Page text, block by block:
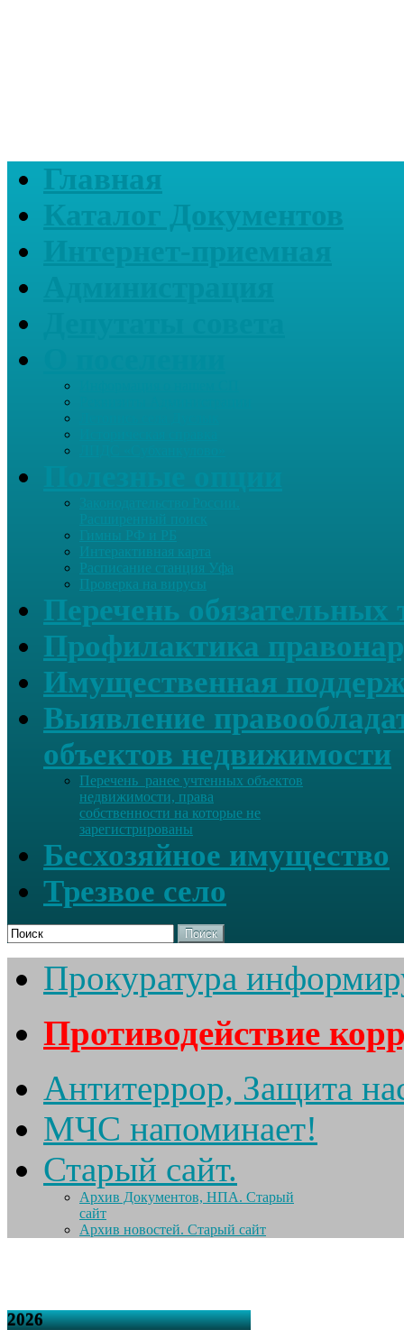
Главная
Каталог Документов
Интерактивная карта
Расписание станция Уфа
Проверка на вирусы
Перечень обязательных
Профилактика
Имущественная
Выявление
объектов недвижимости
Перечень ранее учтенных объектов
недвижимости, права
собственности на которые не
зарегистрированы
Бесхозяйное имущество
Трезвое село
Поиск
Прокуратура
Противодействие
Антитеррор, Защита
МЧС напоминает!
Старый сайт.
Архив Документов, НПА. Старый
сайт
Архив новостей. Старый сайт
2026